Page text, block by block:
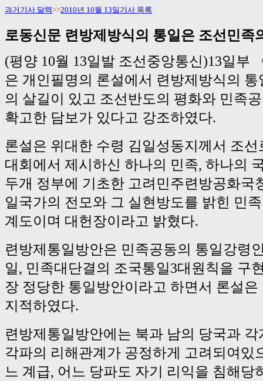
과거기사 달력>>2010년 10월 13일기사 목록
로동신문 련방제방식의 통일은 조선민족
(평양 10월 13일발 조선중앙통신)13일부
은 개인필명의 론설에서 련방제방식의
의 살길이 있고 조선반도의 평화와 민족
확고한 담보가 있다고 강조하였다.
론설은 위대한 수령 김일성동지께서 조선
대회에서 제시하신 하나의 민족, 하나의
두개 정부에 기초한 고려민주련방공화국
일국가의 전모와 그 실현방도를 밝힌 민
계도이며 대헌장이라고 밝혔다.
련방제통일방안은 민족공동의 통일강령
일, 민족대단결의 조국통일3대원칙을 구
장 정당한 통일방안이라고 하면서 론설은
지적하였다.
련방제통일방안에는 북과 남의 당국과 각
각파의 리해관계가 공정하게 고려되여있
느 계급, 어느 당파도 자기 리익을 침해당